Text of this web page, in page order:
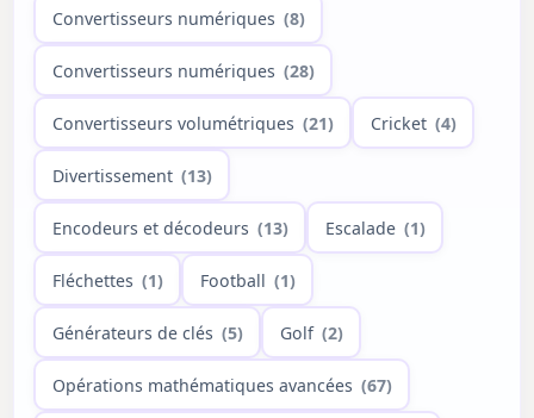
Convertisseurs numériques (8)
Convertisseurs numériques (28)
Convertisseurs volumétriques (21) Cricket (4)
Divertissement (13)
Encodeurs et décodeurs (13) Escalade (1)
Fléchettes (1) Football (1)
Générateurs de clés (5) Golf (2)
Opérations mathématiques avancées (67)